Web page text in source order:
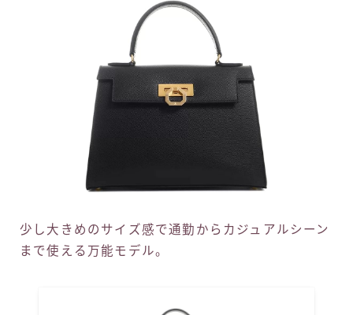
少し大きめのサイズ感で通勤からカジュアルシーン
まで使える万能モデル。